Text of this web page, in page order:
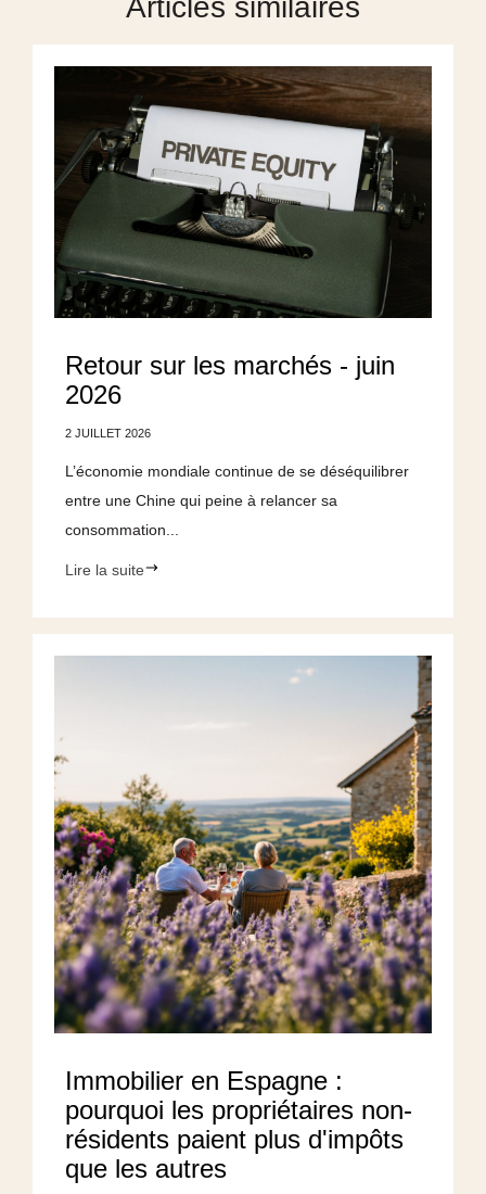
Retour sur les marchés - juin
2026
2 JUILLET 2026
L’économie mondiale continue de se déséquilibrer
entre une Chine qui peine à relancer sa
consommation...
Lire la suite
Immobilier en Espagne :
pourquoi les propriétaires non-
résidents paient plus d'impôts
que les autres